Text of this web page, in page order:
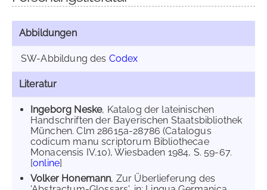
Abbildungen
SW-Abbildung des Codex
Literatur
Ingeborg Neske, Katalog der lateinischen
Handschriften der Bayerischen Staatsbibliothek
München. Clm 28615a-28786 (Catalogus
codicum manu scriptorum Bibliothecae
Monacensis IV,10), Wiesbaden 1984, S. 59-67.
[online]
Volker Honemann, Zur Überlieferung des